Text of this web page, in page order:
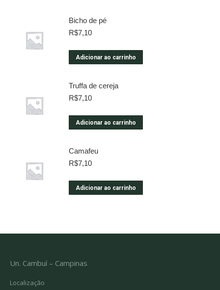
Bicho de pé
R$7,10
Adicionar ao carrinho
Truffa de cereja
R$7,10
Adicionar ao carrinho
Camafeu
R$7,10
Adicionar ao carrinho
Un. Cambuí – Campinas
Localização